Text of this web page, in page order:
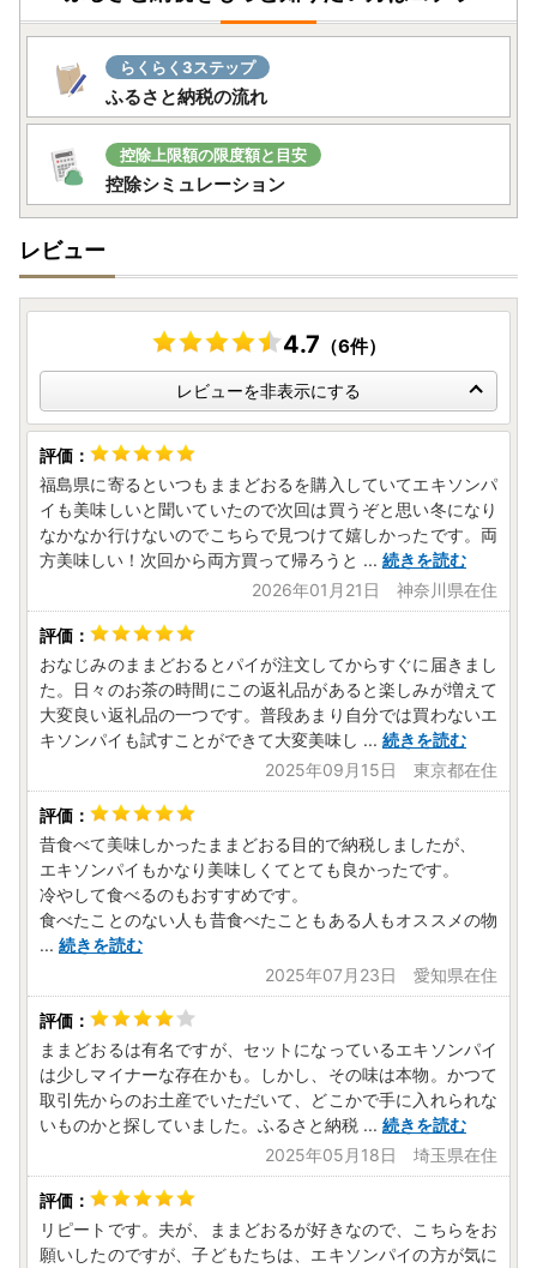
らくらく3ステップ
ふるさと納税の流れ
控除上限額の限度額と目安
控除シミュレーション
レビュー
4.7 （6件）
レビューを非表示にする
福島県に寄るといつもままどおるを購入していてエキソンパ
イも美味しいと聞いていたので次回は買うぞと思い冬になり
なかなか行けないのでこちらで見つけて嬉しかったです。両
方美味しい！次回から両方買って帰ろうと ... 続きを読む
2026年01月21日 神奈川県在住
おなじみのままどおるとパイが注文してからすぐに届きまし
た。日々のお茶の時間にこの返礼品があると楽しみが増えて
大変良い返礼品の一つです。普段あまり自分では買わないエ
キソンパイも試すことができて大変美味し ... 続きを読む
2025年09月15日 東京都在住
昔食べて美味しかったままどおる目的で納税しましたが、
エキソンパイもかなり美味しくてとても良かったです。
冷やして食べるのもおすすめです。
食べたことのない人も昔食べたこともある人もオススメの物
... 続きを読む
2025年07月23日 愛知県在住
ままどおるは有名ですが、セットになっているエキソンパイ
は少しマイナーな存在かも。しかし、その味は本物。かつて
取引先からのお土産でいただいて、どこかで手に入れられな
いものかと探していました。ふるさと納税 ... 続きを読む
2025年05月18日 埼玉県在住
リピートです。夫が、ままどおるが好きなので、こちらをお
願いしたのですが、子どもたちは、エキソンパイの方が気に